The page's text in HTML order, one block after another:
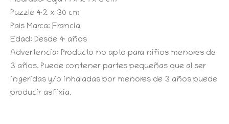
Puzzle 42 x 30 cm
País Marca: Francia
Edad: Desde 4 años
Advertencia: Producto no apto para niños menores de
3 años. Puede contener partes pequeñas que al ser
ingeridas y/o inhaladas por menores de 3 años puede
producir asfixia.